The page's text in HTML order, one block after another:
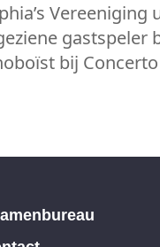
Vereeniging
gastspeler
bij